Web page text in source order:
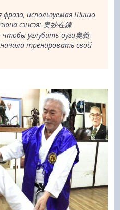
фраза, используемая Шишо
сэнсэя: 奥妙在錬
углубить оуги奥義
тренировать свой